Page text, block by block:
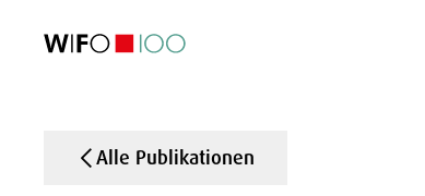
Alle Publikationen